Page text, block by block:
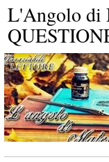
L'Angolo di